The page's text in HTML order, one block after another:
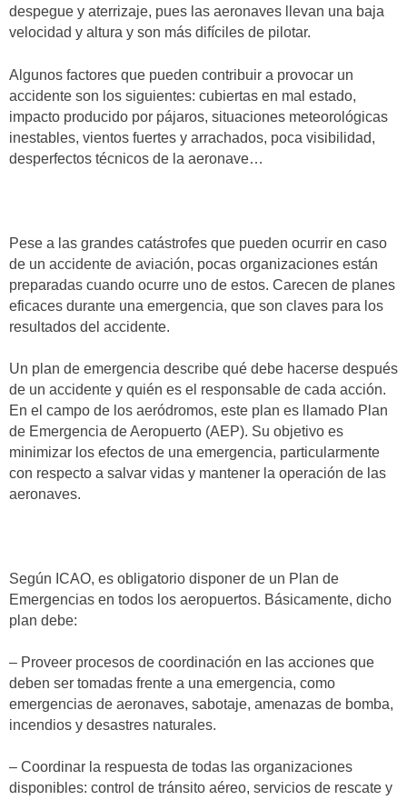
despegue y aterrizaje, pues las aeronaves llevan una baja
velocidad y altura y son más difíciles de pilotar.
Algunos factores que pueden contribuir a provocar un
accidente son los siguientes: cubiertas en mal estado,
impacto producido por pájaros, situaciones meteorológicas
inestables, vientos fuertes y arrachados, poca visibilidad,
desperfectos técnicos de la aeronave…
Pese a las grandes catástrofes que pueden ocurrir en caso
de un accidente de aviación, pocas organizaciones están
preparadas cuando ocurre uno de estos. Carecen de planes
eficaces durante una emergencia, que son claves para los
resultados del accidente.
Un plan de emergencia describe qué debe hacerse después
de un accidente y quién es el responsable de cada acción.
En el campo de los aeródromos, este plan es llamado Plan
de Emergencia de Aeropuerto (AEP). Su objetivo es
minimizar los efectos de una emergencia, particularmente
con respecto a salvar vidas y mantener la operación de las
aeronaves.
Según ICAO, es obligatorio disponer de un Plan de
Emergencias en todos los aeropuertos. Básicamente, dicho
plan debe:
– Proveer procesos de coordinación en las acciones que
deben ser tomadas frente a una emergencia, como
emergencias de aeronaves, sabotaje, amenazas de bomba,
incendios y desastres naturales.
– Coordinar la respuesta de todas las organizaciones
disponibles: control de tránsito aéreo, servicios de rescate y